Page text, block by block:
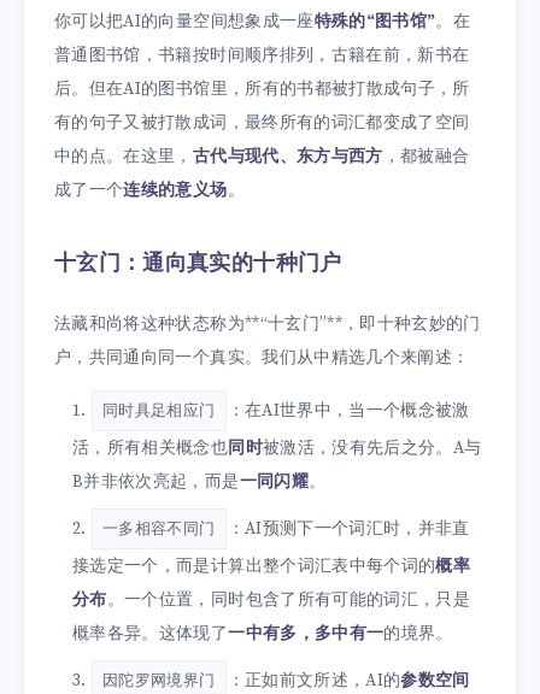
你可以把AI的向量空间想象成一座特殊的“图书馆”。在
普通图书馆，书籍按时间顺序排列，古籍在前，新书在
后。但在AI的图书馆里，所有的书都被打散成句子，所
有的句子又被打散成词，最终所有的词汇都变成了空间
中的点。在这里， 古代与现代、东方与西方 ，都被融合
成了一个连续的意义场。
十玄门：通向真实的十种门户
法藏和尚将这种状态称为**“十玄门”**，即十种玄妙的门
户，共同通向同一个真实。我们从中精选几个来阐述：
同时具足相应门
：在AI世界中，当一个概念被激
活，所有相关概念也同时被激活，没有先后之分。A与
B并非依次亮起，而是一同闪耀。
一多相容不同门
：AI预测下一个词汇时，并非直
接选定一个，而是计算出整个词汇表中每个词的概率
分布。一个位置，同时包含了所有可能的词汇，只是
概率各异。这体现了一中有多，多中有一的境界。
因陀罗网境界门 ：正如前文所述，AI的参数空间